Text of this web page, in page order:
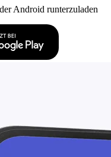
Android runterzuladen